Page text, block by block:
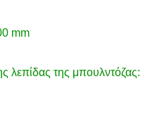
mm
λεπίδας της μπουλντόζας: